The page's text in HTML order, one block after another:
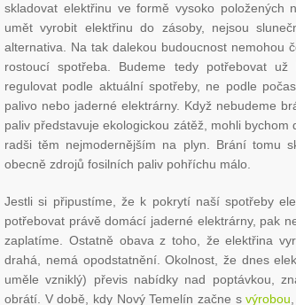
skladovat elektřinu ve formě vysoko položených
umět vyrobit elektřinu do zásoby, nejsou
alternativa. Na tak dalekou budoucnost nemohou
rostoucí spotřeba. Budeme tedy potřebovat
regulovat podle aktuální spotřeby, ne podle
palivo nebo jaderné elektrárny. Když nebudeme
paliv představuje ekologickou zátěž, mohli
radši těm nejmodernějším na plyn. Brání tomu
obecně zdrojů fosilních paliv pohříchu málo.
Jestli si připustíme, že k pokrytí naší spotřeby
potřebovat právě domácí jaderné elektrárny, pak
zaplatíme. Ostatně obava z toho, že elektřina
drahá, nemá opodstatnění. Okolnost, že dnes
uměle vzniklý) převis nabídky nad poptávkou,
obrátí. V době, kdy Nový Temelín začne svýrobou